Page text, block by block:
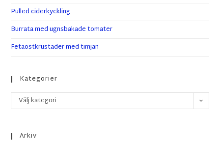
Pulled ciderkyckling
Burrata med ugnsbakade tomater
Fetaostkrustader med timjan
Kategorier
Välj kategori
Arkiv